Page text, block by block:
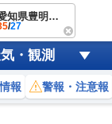
愛知県豊明市間米町
/27
・観測
報 警報・注意報